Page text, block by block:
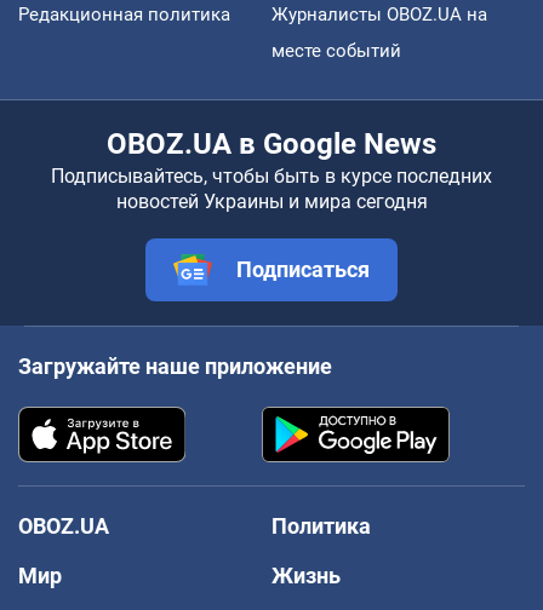
Редакционная политика
Журналисты OBOZ.UA на
месте событий
OBOZ.UA в Google News
Подписывайтесь, чтобы быть в курсе последних
новостей Украины и мира сегодня
Подписаться
Загружайте наше приложение
OBOZ.UA
Политика
Мир
Жизнь